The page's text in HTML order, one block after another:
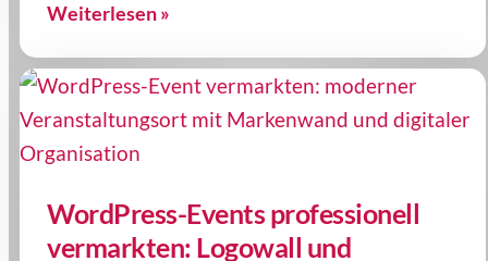
Weiterlesen »
WordPress-Events professionell
vermarkten: Logowall und